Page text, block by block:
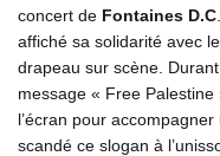
concert de Fontaines D.C
affiché sa solidarité avec
drapeau sur scène.
message « Free
l’écran pour
scandé ce slogan à